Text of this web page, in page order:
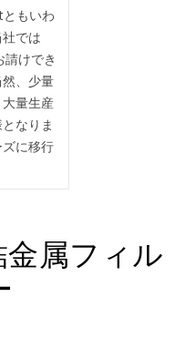
もいわ
では
けでき
、少量
量生産
なりま
に移行
金属フィル